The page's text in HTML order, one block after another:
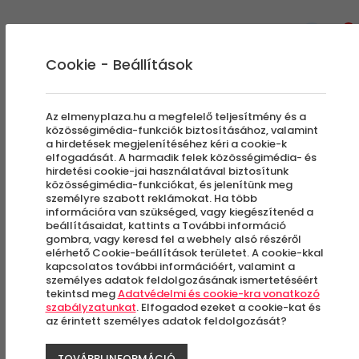
2019. AUGUSZTUS 19.
Cookie - Beállítások
Az elmenyplaza.hu a megfelelő teljesítmény és a
közösségimédia-funkciók biztosításához, valamint
a hirdetések megjelenítéséhez kéri a cookie-k
elfogadását. A harmadik felek közösségimédia- és
hirdetési cookie-jai használatával biztosítunk
közösségimédia-funkciókat, és jelenítünk meg
személyre szabott reklámokat. Ha több
információra van szükséged, vagy kiegészítenéd a
beállításaidat, kattints a További információ
gombra, vagy keresd fel a webhely alsó részéről
elérhető Cookie-beállítások területet. A cookie-kkal
kapcsolatos további információért, valamint a
személyes adatok feldolgozásának ismertetéséért
tekintsd megAdatvédelmi és cookie-kra vonatkozó
szabályzatunkat. Elfogadod ezeket a cookie-kat és
az érintett személyes adatok feldolgozását?